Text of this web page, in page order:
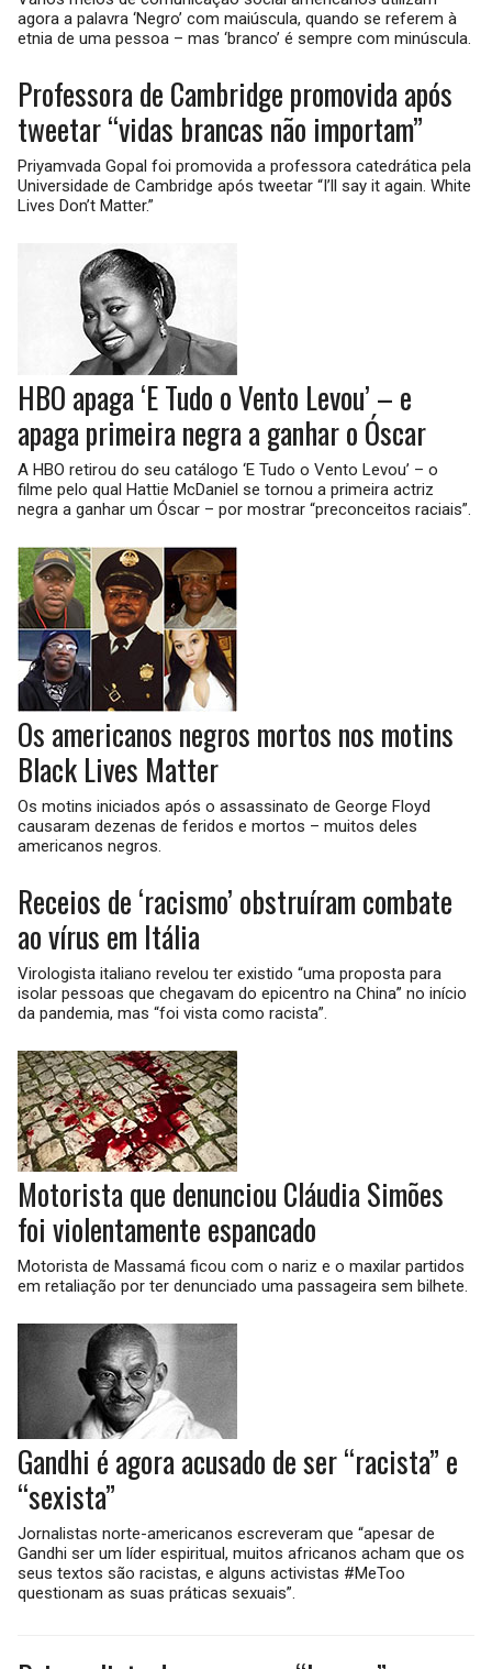
agora a palavra ‘Negro’ com maiúscula, quando se referem à
etnia de uma pessoa – mas ‘branco’ é sempre com minúscula.
Professora de Cambridge promovida após
tweetar “vidas brancas não importam”
Priyamvada Gopal foi promovida a professora catedrática pela
Universidade de Cambridge após tweetar “I’ll say it again. White
Lives Don’t Matter.”
HBO apaga ‘E Tudo o Vento Levou’ – e
apaga primeira negra a ganhar o Óscar
A HBO retirou do seu catálogo ‘E Tudo o Vento Levou’ – o
filme pelo qual Hattie McDaniel se tornou a primeira actriz
negra a ganhar um Óscar – por mostrar “preconceitos raciais”.
Os americanos negros mortos nos motins
Black Lives Matter
Os motins iniciados após o assassinato de George Floyd
causaram dezenas de feridos e mortos – muitos deles
americanos negros.
Receios de ‘racismo’ obstruíram combate
ao vírus em Itália
Virologista italiano revelou ter existido “uma proposta para
isolar pessoas que chegavam do epicentro na China” no início
da pandemia, mas “foi vista como racista”.
Motorista que denunciou Cláudia Simões
foi violentamente espancado
Motorista de Massamá ficou com o nariz e o maxilar partidos
em retaliação por ter denunciado uma passageira sem bilhete.
Gandhi é agora acusado de ser “racista” e
“sexista”
Jornalistas norte-americanos escreveram que “apesar de
Gandhi ser um líder espiritual, muitos africanos acham que os
seus textos são racistas, e alguns activistas #MeToo
questionam as suas práticas sexuais”.